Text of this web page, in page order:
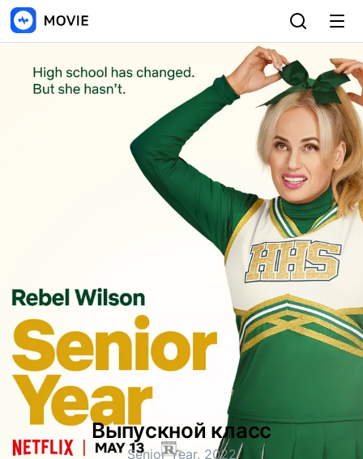
Выпускной класс
Senior Year, 2022